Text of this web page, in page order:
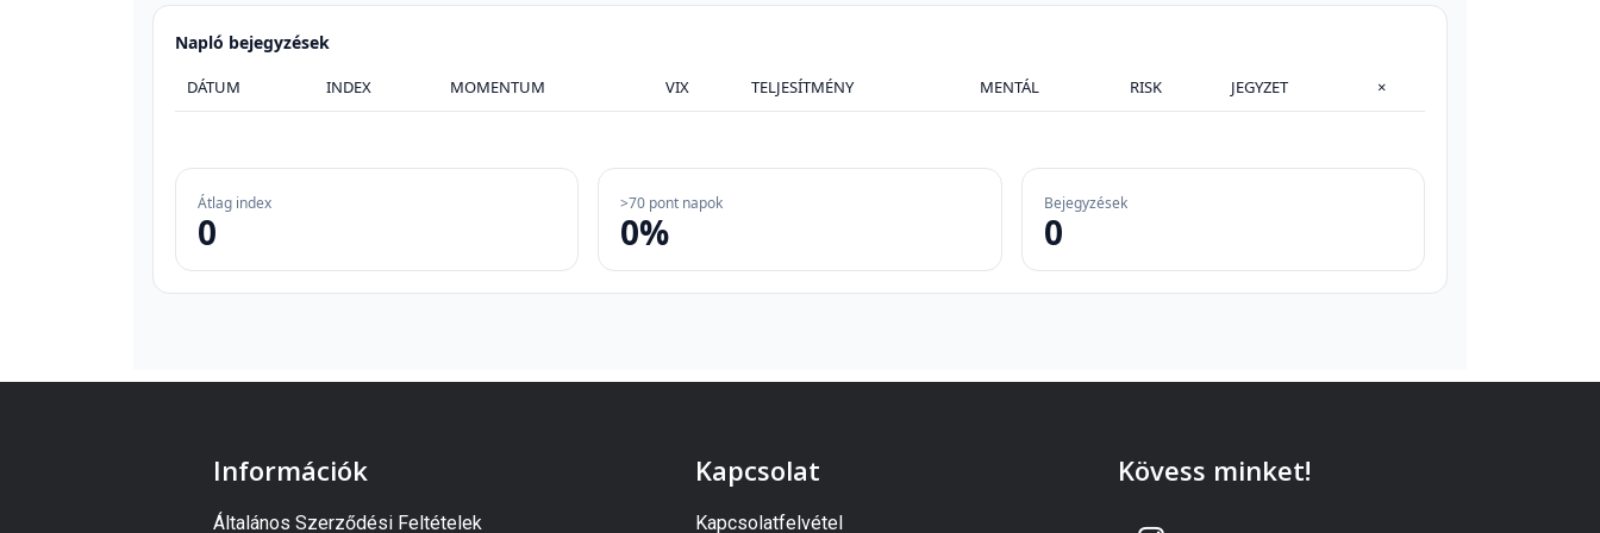
Napló bejegyzések
DÁTUM INDEX MOMENTUM VIX TELJESÍTMÉNY MENTÁL RISK JEGYZET ×
Átlag index
0
>70 pont napok
0%
Bejegyzések
0
Információk
Általános Szerződési Feltételek
Kapcsolat
Kapcsolatfelvétel
Kövess minket!